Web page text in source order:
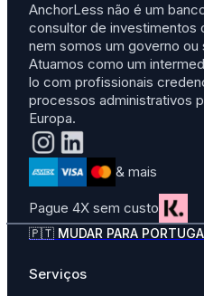
AnchorLess não é um
consultor de investimentos
nem somos um governo
Atuamos como um
lo com profissionais
processos administrativos
Europa.
& mais
Pague 4X sem custo
🇵🇹 MUDAR PARA
Serviços